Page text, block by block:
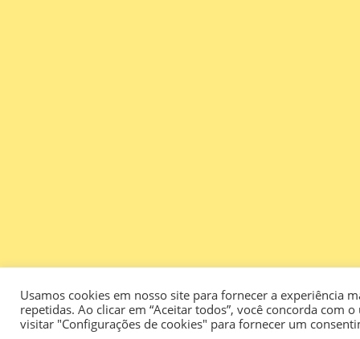
Usamos cookies em nosso site para fornecer a experiência
repetidas. Ao clicar em “Aceitar todos”, você concorda com
visitar "Configurações de cookies" para fornecer um